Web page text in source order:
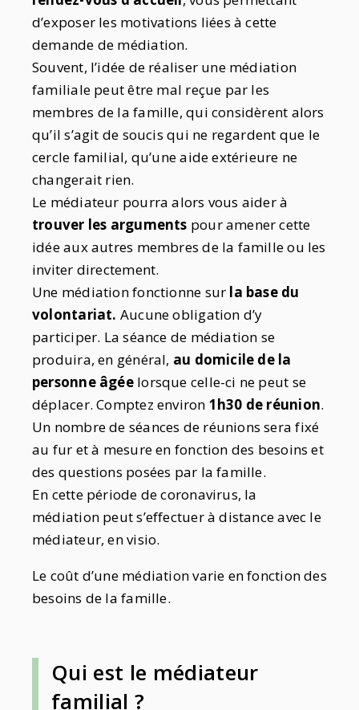
d’exposer les motivations liées à cette
demande de médiation.
Souvent, l’idée de réaliser une médiation
familiale peut être mal reçue par les
membres de la famille, qui considèrent alors
qu’il s’agit de soucis qui ne regardent que le
cercle familial, qu’une aide extérieure ne
changerait rien.
Le médiateur pourra alors vous aider à
trouver les arguments pour amener cette
idée aux autres membres de la famille ou les
inviter directement.
Une médiation fonctionne sur la base du
volontariat. Aucune obligation d’y
participer. La séance de médiation se
produira, en général, au domicile de la
personne âgéelorsque celle-ci ne peut se
déplacer. Comptez environ 1h30 de réunion.
Un nombre de séances de réunions sera fixé
au fur et à mesure en fonction des besoins et
des questions posées par la famille.
En cette période de coronavirus, la
médiation peut s’effectuer à distance avec le
médiateur, en visio.
Le coût d’une médiation varie en fonction des
besoins de la famille.
Qui est le médiateur
familial ?